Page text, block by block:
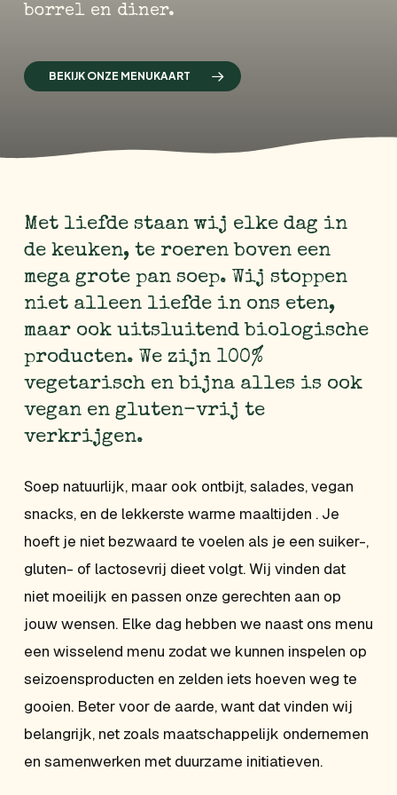
borrel en diner.
BEKIJK ONZE MENUKAART
Met liefde staan wij elke dag in
de keuken, te roeren boven een
mega grote pan soep. Wij stoppen
niet alleen liefde in ons eten,
maar ook uitsluitend biologische
producten. We zijn 100%
vegetarisch en bijna alles is ook
vegan en gluten-vrij te
verkrijgen.
Soep natuurlijk, maar ook ontbijt, salades, vegan
snacks, en de lekkerste warme maaltijden . Je
hoeft je niet bezwaard te voelen als je een suiker-,
gluten- of lactosevrij dieet volgt. Wij vinden dat
niet moeilijk en passen onze gerechten aan op
jouw wensen. Elke dag hebben we naast ons menu
een wisselend menu zodat we kunnen inspelen op
seizoensproducten en zelden iets hoeven weg te
gooien. Beter voor de aarde, want dat vinden wij
belangrijk, net zoals maatschappelijk ondernemen
en samenwerken met duurzame initiatieven.